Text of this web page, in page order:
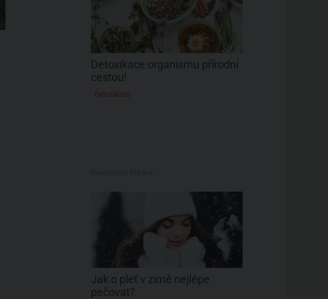
Detoxikace organismu přírodní
cestou!
Detoxikace
Jak o pleť v zimě nejlépe
pečovat?